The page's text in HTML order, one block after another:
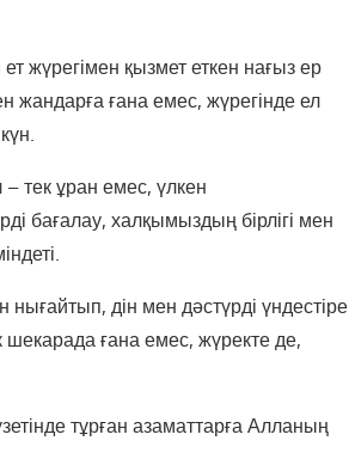
жүрегімен қызмет еткен нағыз ер
жандарға ғана емес, жүрегінде ел
тек ұран емес, үлкен
бағалау, халқымыздың бірлігі мен
нығайтып, дін мен дәстүрді үндестіре
шекарада ғана емес, жүректе де,
тұрған азаматтарға Алланың